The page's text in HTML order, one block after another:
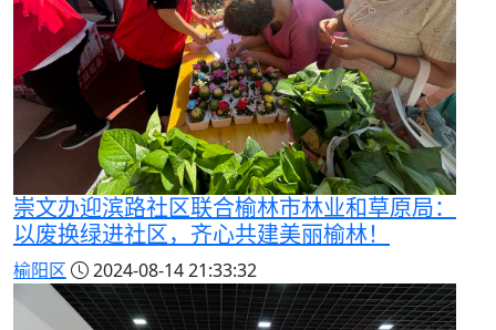
崇文办迎滨路社区联合榆林市林业和草原局：
以废换绿进社区，齐心共建美丽榆林！
榆阳区 2024-08-14 21:33:32